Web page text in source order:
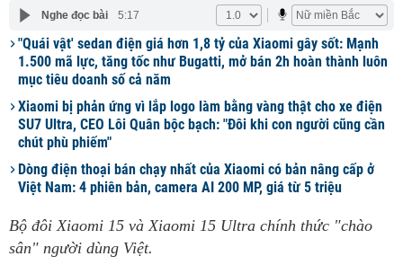
Nghe đọc bài 5:17
"Quái vật' sedan điện giá hơn 1,8 tỷ của Xiaomi gây sốt: Mạnh
1.500 mã lực, tăng tốc như Bugatti, mở bán 2h hoàn thành luôn
mục tiêu doanh số cả năm
Xiaomi bị phản ứng vì lắp logo làm bằng vàng thật cho xe điện
SU7 Ultra, CEO Lôi Quân bộc bạch: "Đôi khi con người cũng cần
chút phù phiếm"
Dòng điện thoại bán chạy nhất của Xiaomi có bản nâng cấp ở
Việt Nam: 4 phiên bản, camera AI 200 MP, giá từ 5 triệu
Bộ đôi Xiaomi 15 và Xiaomi 15 Ultra chính thức "chào
sân" người dùng Việt.